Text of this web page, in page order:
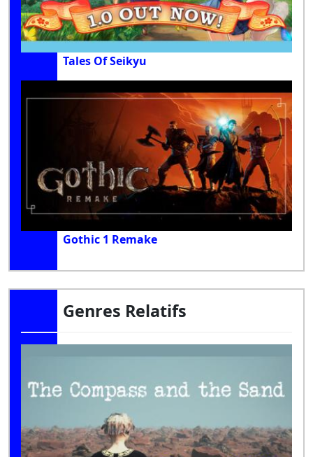
Tales Of Seikyu
Gothic 1 Remake
Genres Relatifs